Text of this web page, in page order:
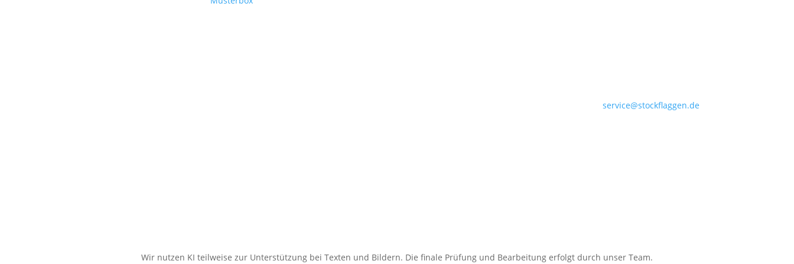
service@stockflaggen.de
Wir nutzen KI teilweise zur Unterstützung bei Texten und Bildern. Die finale Prüfung und Bearbeitung erfolgt durch unser Team.